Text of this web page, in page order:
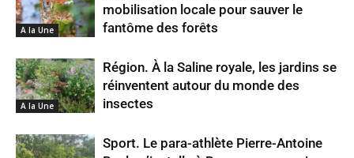
A la Une
mobilisation locale pour sauver le
fantôme des forêts
A la Une
Région. À la Saline royale, les jardins se
réinventent autour du monde des
insectes
Sport. Le para-athlète Pierre-Antoine